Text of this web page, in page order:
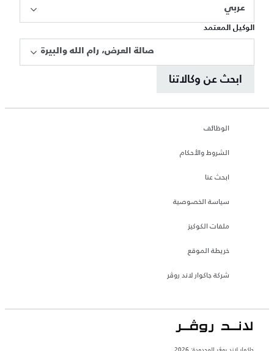
عربي
الوكيل المعتمد
صالة العرض، رام الله والبيرة
ابحث عن وكالاتنا
الوظائف
الشروط والأحكام
ابحث عنا
سياسة الخصوصية
ملفات الكوكيز
خريطة الموقع
شركة جاكوار لاند روڤر